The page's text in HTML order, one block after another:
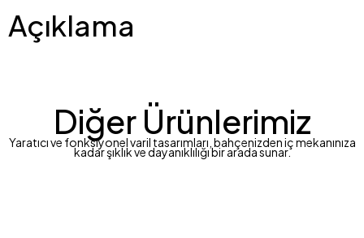
Açıklama
Diğer Ürünlerimiz
Yaratıcı ve fonksiyonel varil tasarımları, bahçenizden iç mekanınıza
kadar şıklık ve dayanıklılığı bir arada sunar.